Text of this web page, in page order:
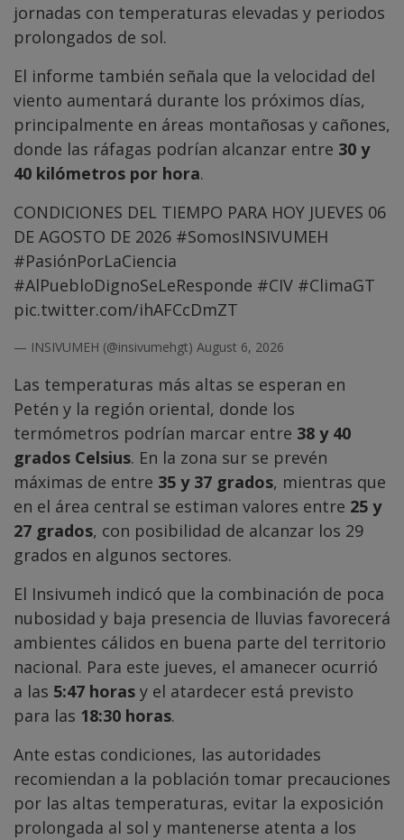
jornadas con temperaturas elevadas y periodos
prolongados de sol.
El informe también señala que la velocidad del
viento aumentará durante los próximos días,
principalmente en áreas montañosas y cañones,
donde las ráfagas podrían alcanzar entre 30 y
40 kilómetros por hora.
CONDICIONES DEL TIEMPO PARA HOY JUEVES 06
DE AGOSTO DE 2026 #SomosINSIVUMEH
#PasiónPorLaCiencia
#AlPuebloDignoSeLeResponde #CIV #ClimaGT
pic.twitter.com/ihAFCcDmZT
— INSIVUMEH (@insivumehgt) August 6, 2026
Las temperaturas más altas se esperan en
Petén y la región oriental, donde los
termómetros podrían marcar entre 38 y 40
grados Celsius. En la zona sur se prevén
máximas de entre 35 y 37 grados, mientras que
en el área central se estiman valores entre 25 y
27 grados, con posibilidad de alcanzar los 29
grados en algunos sectores.
El Insivumeh indicó que la combinación de poca
nubosidad y baja presencia de lluvias favorecerá
ambientes cálidos en buena parte del territorio
nacional. Para este jueves, el amanecer ocurrió
a las 5:47 horas y el atardecer está previsto
para las 18:30 horas.
Ante estas condiciones, las autoridades
recomiendan a la población tomar precauciones
por las altas temperaturas, evitar la exposición
prolongada al sol y mantenerse atenta a los